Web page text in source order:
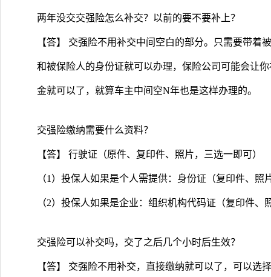
两年没交交强险怎么补交？以前的要不要补上？
【答】 交强险不用补交中间空白的部分。只需要带着
和被保险人的身份证就可以办理，保险公司可能会让
金就可以了，就算车主中间空N年也是这样办理的。
交强险缴纳需要什么资料？
【答】 行驶证（原件、复印件、照片，三选一即可）
（1）投保人如果是个人需提供：身份证（复印件、照
（2）投保人如果是企业：组织机构代码证（复印件、
交强险可以补交吗，交了之后几个小时后生效？
【答】 交强险不用补交，直接缴纳就可以了，可以选